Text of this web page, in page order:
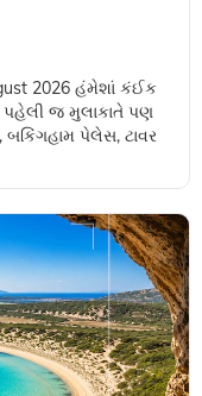
2026 હંમેશાં કંઈક
જ મુલાકાતે પણ
બકિંગહામ પેલેસ, ટાવર